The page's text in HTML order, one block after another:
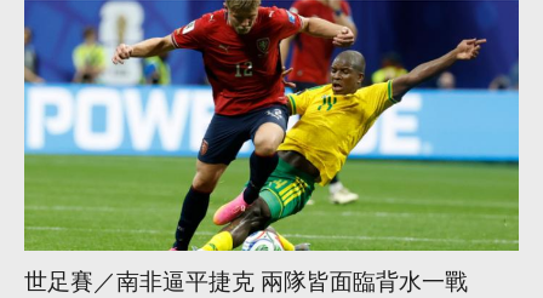
世足賽／南非逼平捷克 兩隊皆面臨背水一戰